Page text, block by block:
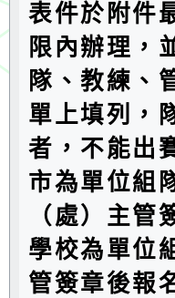
表件於附件
限內辦理，
隊、教練、
單上填列，
者，不能出
市為單位組
（處）主
學校為單位
管簽章後報